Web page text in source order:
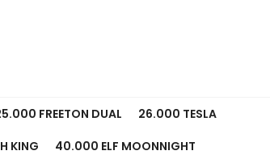
FREETON DUAL
26.000 TESLA
KING
40.000 ELF MOONNIGHT